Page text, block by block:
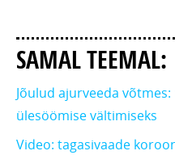
SAMAL TEEMAL:
Jõulud ajurveeda
ülesöömise vältimiseks
Video: tagasivaade